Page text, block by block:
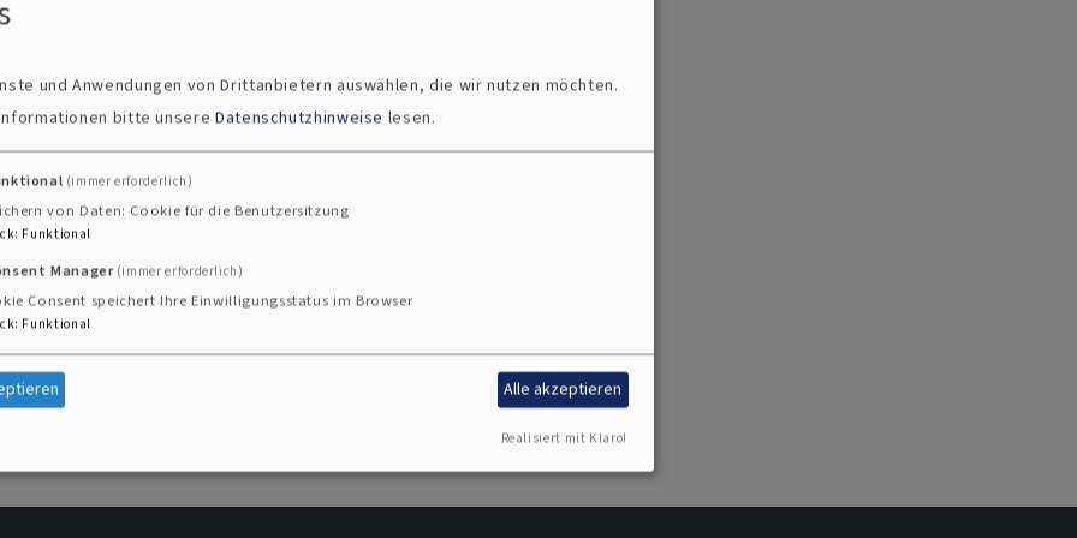
helfen können.
und Trauer bei Kindern in verschiedenen.
die Kindern Trost spenden bei Trennung oder Tod.
Ratgeber Erziehung, 2003. ISBN: 3517066982
und Anwendungen von Drittanbietern auswählen, die wir nutzen möchten.
bitte unsere Datenschutzhinweise lesen.
(immer erforderlich)
von Daten: Cookie für die Benutzersitzung
: Funktional
Manager (immer erforderlich)
Consent speichert Ihre Einwilligungsstatus im Browser
: Funktional
Alle akzeptieren
Realisiert mit Klaro!